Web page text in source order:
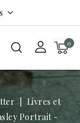
0
Livres et
Portrait -